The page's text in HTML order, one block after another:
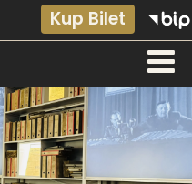
Kup Bilet